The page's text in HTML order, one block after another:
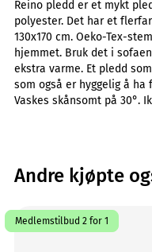
Reino pledd er et mykt
polyester. Det har et
130x170 cm. Oeko-Tex-
hjemmet. Bruk det i
ekstra varme. Et pledd
som også er hyggelig å
Vaskes skånsomt på 30°.
Andre kjøpte
Medlemstilbud 2 for 1